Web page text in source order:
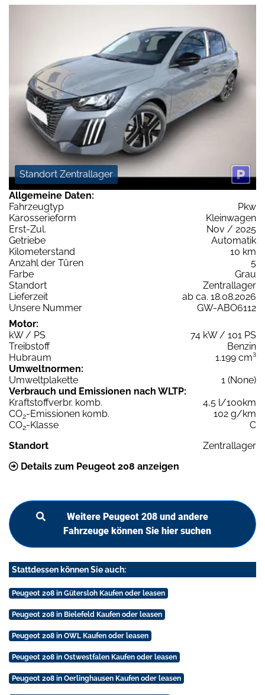
Standort Zentrallager
Allgemeine Daten:
Fahrzeugtyp
Pkw
Karosserieform
Kleinwagen
Erst-Zul.
Nov / 2025
Getriebe
Automatik
Kilometerstand
10 km
Anzahl der Türen
5
Farbe
Grau
Standort
Zentrallager
Lieferzeit
ab ca. 18.08.2026
Unsere Nummer
GW-ABO6112
Motor:
kW / PS
74 kW / 101 PS
Treibstoff
Benzin
Hubraum
1.199 cm³
Umweltnormen:
Umweltplakette
1 (None)
Verbrauch und Emissionen nach WLTP:
Kraftstoffverbr. komb.
4,5 l/100km
CO2-Emissionen komb.
102 g/km
CO2-Klasse
C
Standort
Zentrallager
Details zum Peugeot 208 anzeigen
Weitere Peugeot 208 und andere
Fahrzeuge können Sie hier suchen
Stattdessen können Sie auch:
Peugeot 208 in Gütersloh Kaufen oder leasen
Peugeot 208 in Bielefeld Kaufen oder leasen
Peugeot 208 in OWL Kaufen oder leasen
Peugeot 208 in Ostwestfalen Kaufen oder leasen
Peugeot 208 in Oerlinghausen Kaufen oder leasen